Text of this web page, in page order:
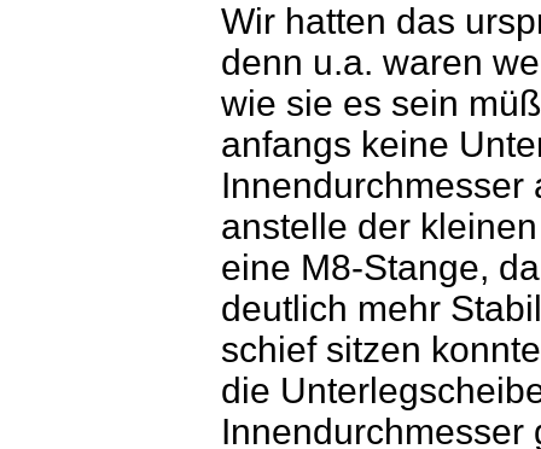
Wir hatten das
denn u.a. waren
wie sie es sein
anfangs keine
Innendurchmesser
anstelle der
eine M8-Stange,
deutlich mehr
schief sitzen
die
Innendurchmesser